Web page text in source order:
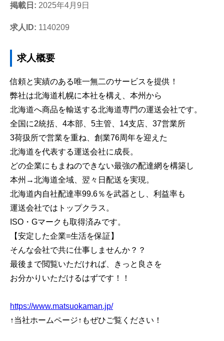
掲載日: 2025年4月9日
求人ID: 1140209
求人概要
信頼と実績のある唯一無二のサービスを提供！
弊社は北海道札幌に本社を構え、本州から
北海道へ商品を輸送する北海道専門の運送会社です。
全国に2統括、4本部、5主管、14支店、37営業所
3荷扱所で営業を重ね、創業76周年を迎えた
北海道を代表する運送会社に成長。
どの企業にもまねのできない最強の配達網を構築し
本州→北海道全域、翌々日配送を実現。
北海道内自社配達率99.6％を武器とし、利益率も
運送会社ではトップクラス。
ISO・Gマークも取得済みです。
【安定した企業=生活を保証】
そんな会社で共に仕事しませんか？？
最後まで閲覧いただければ、きっと良さを
お分かりいただけるはずです！！
https://www.matsuokaman.jp/
↑当社ホームページ↑もぜひご覧ください！